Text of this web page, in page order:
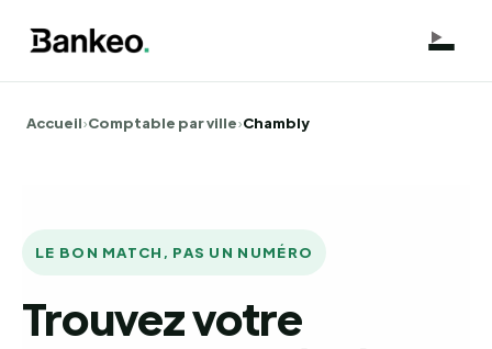
Accueil›Comptable par ville›Chambly
LE BON MATCH, PAS UN NUMÉRO
Trouvez votre